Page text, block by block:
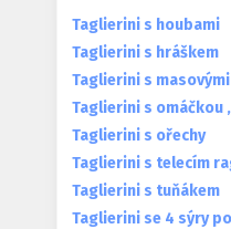
Taglierini s houbami
Taglierini s hráškem
Taglierini s
Taglierini s omáčkou
Taglierini s ořechy
Taglierini s telecím
Taglierini s tuňákem
Taglierini se 4 sýry